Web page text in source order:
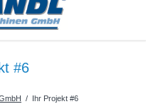
#6
Ihr Projekt #6